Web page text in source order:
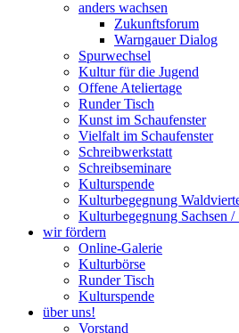
anders wachsen
Zukunftsforum
Warngauer Dialog
Spurwechsel
Kultur für die Jugend
Offene Ateliertage
Runder Tisch
Kunst im Schaufenster
Vielfalt im Schaufenster
Schreibwerkstatt
Schreibseminare
Kulturspende
Kulturbegegnung
Kulturbegegnung Sachsen /
wir fördern
Online-Galerie
Kulturbörse
Runder Tisch
Kulturspende
über uns!
Vorstand